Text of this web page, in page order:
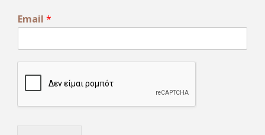
E
m
i
l
Email *